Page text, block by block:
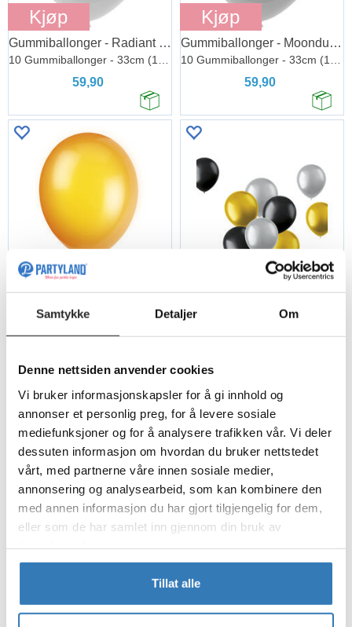
Samtykke Detaljer Om
Denne nettsiden anvender cookies
Vi bruker informasjonskapsler for å gi innhold og
annonser et personlig preg, for å levere sosiale
mediefunksjoner og for å analysere trafikken vår. Vi deler
dessuten informasjon om hvordan du bruker nettstedet
vårt, med partnerne våre innen sosiale medier,
annonsering og analysearbeid, som kan kombinere den
med annen informasjon du har gjort tilgjengelig for dem,
eller som de har samlet inn gjennom din bruk av
Tillat alle
Kjøp
Gummiballonger - Radiant Pearl White
59,90
Kjøp
Gummiballonger - Moondust Silver
59,90
Kjøp
Ballonger - Oransje
30cm - 10pk
44,90
Rich Metallics - 3 farger miks
64,90
Kjøp
Gummiballonger - Vintage Rose Matt
50 Gummiballonger - 33cm (13")
Kjøp
Gummiballonger - Olive Green Matt
50 Gummiballonger - 33cm (13")